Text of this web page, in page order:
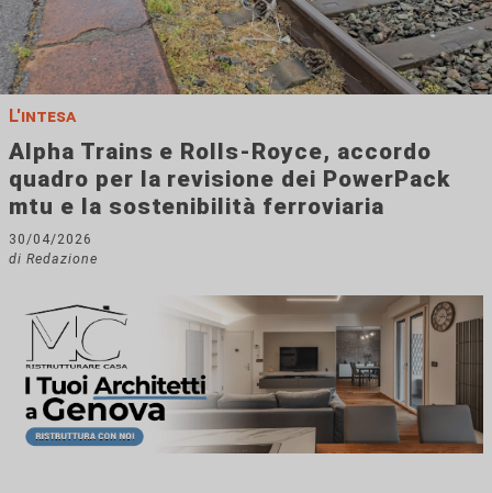
L'intesa
Alpha Trains e Rolls-Royce, accordo
quadro per la revisione dei PowerPack
mtu e la sostenibilità ferroviaria
30/04/2026
di Redazione